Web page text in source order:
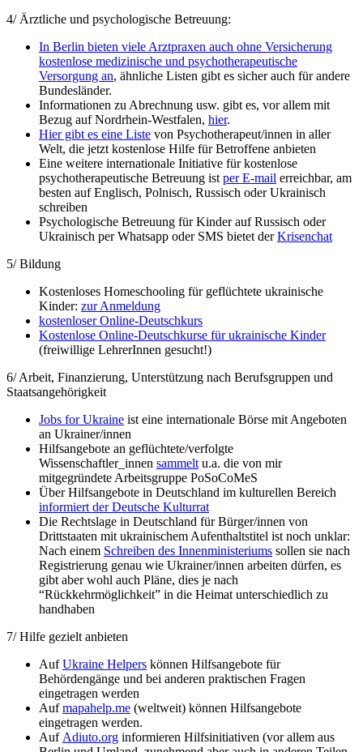
4/ Ärztliche und psychologische Betreuung:
In Berlin bieten viele Arztpraxen auch ohne Versicherung
kostenlose medizinische und psychotherapeutische
Versorgung an, ähnliche Listen gibt es sicher auch für andere
Bundesländer.
Informationen zu Abrechnung usw. gibt es, vor allem mit
Bezug auf Nordrhein-Westfalen, hier.
Hier gibt es eine Liste von Psychotherapeut/innen in aller
Welt, die jetzt kostenlose Hilfe für Betroffene anbieten
Eine weitere internationale Initiative für kostenlose
psychotherapeutische Betreuung istper E-mail erreichbar, am
besten auf Englisch, Polnisch, Russisch oder Ukrainisch
schreiben
Psychologische Betreuung für Kinder auf Russisch oder
Ukrainisch per Whatsapp oder SMS bietet derKrisenchat
5/ Bildung
Kostenloses Homeschooling für geflüchtete ukrainische
Kinder: zur Anmeldung
kostenloser Online-Deutschkurs
Kostenlose Online-Deutschkurse für ukrainische Kinder
(freiwillige LehrerInnen gesucht!)
6/ Arbeit, Finanzierung, Unterstützung nach Berufsgruppen und
Staatsangehörigkeit
Jobs for Ukraine ist eine internationale Börse mit Angeboten
an Ukrainer/innen
Hilfsangebote an geflüchtete/verfolgte
Wissenschaftler_innen sammeltu.a. die von mir
mitgegründete Arbeitsgruppe PoSoCoMeS
Über Hilfsangebote in Deutschland im kulturellen Bereich
informiert der Deutsche Kulturrat
Die Rechtslage in Deutschland für Bürger/innen von
Drittstaaten mit ukrainischem Aufenthaltstitel ist noch unklar:
Nach einem Schreiben des Innenministeriums sollen sie nach
Registrierung genau wie Ukrainer/innen arbeiten dürfen, es
gibt aber wohl auch Pläne, dies je nach
“Rückkehrmöglichkeit” in die Heimat unterschiedlich zu
handhaben
7/ Hilfe gezielt anbieten
AufUkraine Helpers können Hilfsangebote für
Behördengänge und bei anderen praktischen Fragen
eingetragen werden
Aufmapahelp.me (weltweit) können Hilfsangebote
eingetragen werden.
AufAdiuto.org informieren Hilfsinitiativen (vor allem aus